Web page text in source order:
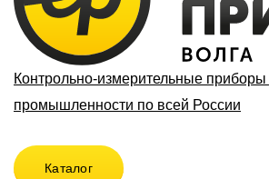
Контрольно-измерительные приборы
промышленности по всей России
Каталог